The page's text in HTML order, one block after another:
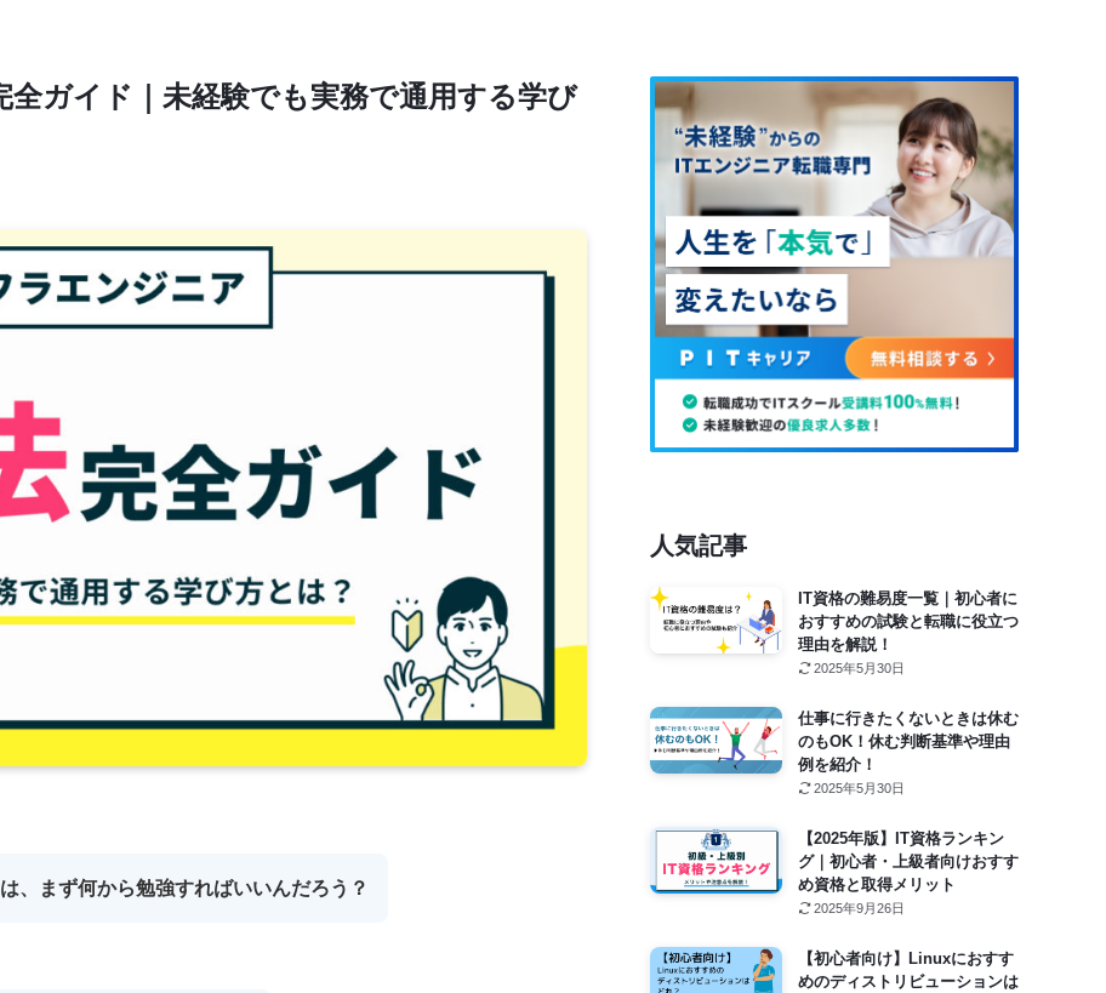
ガイド｜未経験でも実務で通用する学び
、まず何から勉強すればいいんだろう？
人気記事
IT資格の難易度一覧｜初心者に
おすすめの試験と転職に役立つ
理由を解説！
2025年5月30日
仕事に行きたくないときは休む
のもOK！休む判断基準や理由
例を紹介！
2025年5月30日
【2025年版】IT資格ランキン
グ｜初心者・上級者向けおすす
め資格と取得メリット
2025年9月26日
【初心者向け】Linuxにおすす
めのディストリビューションは